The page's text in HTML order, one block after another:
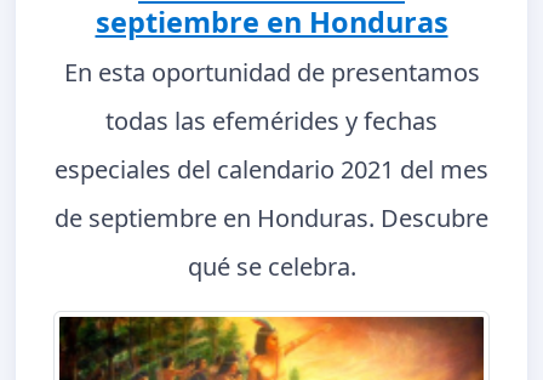
septiembre en Honduras
En esta oportunidad de presentamos
todas las efemérides y fechas
especiales del calendario 2021 del mes
de septiembre en Honduras. Descubre
qué se celebra.